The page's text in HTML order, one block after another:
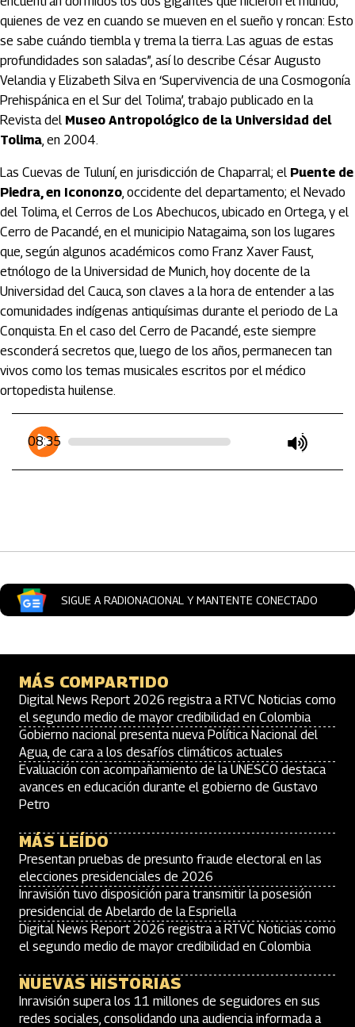
quienes de vez en cuando se mueven en el sueño y roncan: Esto
se sabe cuándo tiembla y trema la tierra. Las aguas de estas
profundidades son saladas”, así lo describe César Augusto
Velandia y Elizabeth Silva en ‘Supervivencia de una Cosmogonía
Prehispánica en el Sur del Tolima’, trabajo publicado en la
Revista del Museo Antropológico de la Universidad del
Tolima, en 2004.
Las Cuevas de Tuluní, en jurisdicción de Chaparral; el Puente de
Piedra, en Icononzo, occidente del departamento; el Nevado
del Tolima, el Cerros de Los Abechucos, ubicado en Ortega, y el
Cerro de Pacandé, en el municipio Natagaima, son los lugares
que, según algunos académicos como Franz Xaver Faust,
etnólogo de la Universidad de Munich, hoy docente de la
Universidad del Cauca, son claves a la hora de entender a las
comunidades indígenas antiquísimas durante el periodo de La
Conquista. En el caso del Cerro de Pacandé, este siempre
esconderá secretos que, luego de los años, permanecen tan
vivos como los temas musicales escritos por el médico
ortopedista huilense.
Artículos Player
Player Articulos
play
mute
08:35
SIGUE A RADIONACIONAL Y MANTENTE CONECTADO
MÁS COMPARTIDO
Digital News Report 2026 registra a RTVC Noticias como
el segundo medio de mayor credibilidad en Colombia
Gobierno nacional presenta nueva Política Nacional del
Agua, de cara a los desafíos climáticos actuales
Evaluación con acompañamiento de la UNESCO destaca
avances en educación durante el gobierno de Gustavo
Petro
MÁS LEÍDO
Presentan pruebas de presunto fraude electoral en las
elecciones presidenciales de 2026
Inravisión tuvo disposición para transmitir la posesión
presidencial de Abelardo de la Espriella
Digital News Report 2026 registra a RTVC Noticias como
el segundo medio de mayor credibilidad en Colombia
NUEVAS HISTORIAS
Inravisión supera los 11 millones de seguidores en sus
redes sociales, consolidando una audiencia informada a